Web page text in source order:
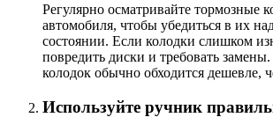
Регулярно осматривайте тормозные
автомобиля, чтобы убедиться в их
состоянии. Если колодки слишком
повредить диски и требовать
колодок обычно обходится дешевле,
Используйте ручник